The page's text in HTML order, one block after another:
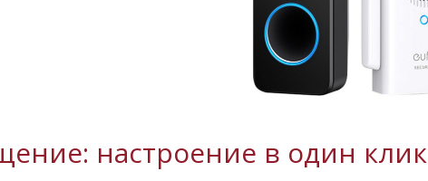
настроение в один клик